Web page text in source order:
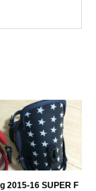
べ物は担々麺。
2015-16 SUPER F